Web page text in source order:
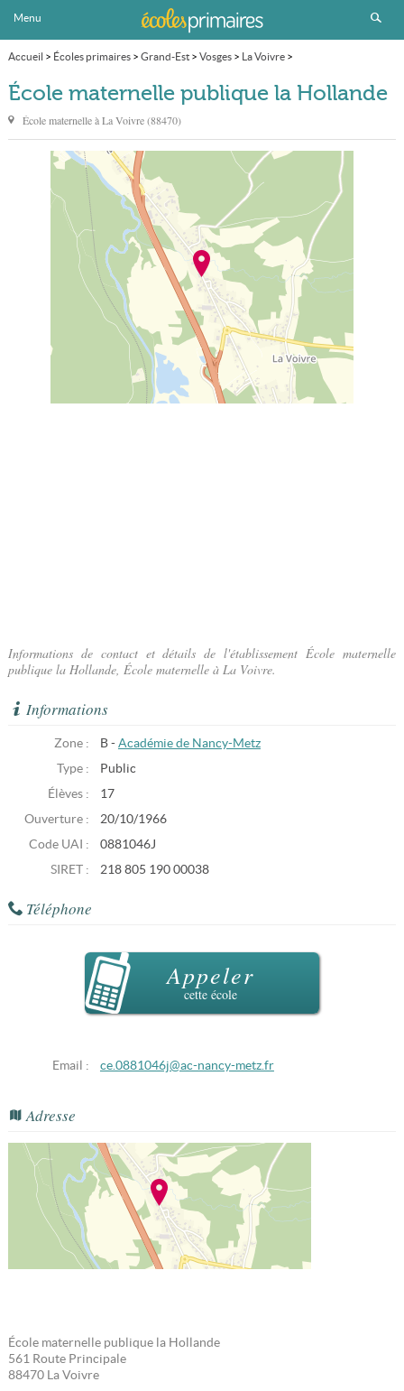
Menu
Accueil > Écoles primaires> Grand-Est> Vosges> La Voivre>
École maternelle publique la Hollande
École maternelle publique la Hollande
École maternelle àLa Voivre(88470)
Informations de contact et détails de l'établissement École maternelle
publique la Hollande, École maternelle à La Voivre.
Informations
Zone : B - Académie de Nancy-Metz
Type :
Public
Élèves :
17
Ouverture :
20/10/1966
Code UAI :
0881046J
SIRET :
218 805 190 00038
Téléphone
Appeler
cette école
Email : ce.0881046j@ac-nancy-metz.fr
Adresse
École maternelle publique la Hollande
561 Route Principale
88470 La Voivre